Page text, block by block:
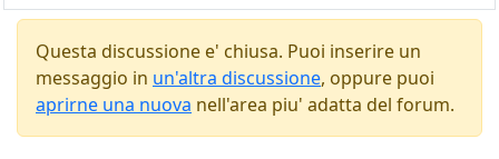
Questa discussione e' chiusa. Puoi inserire un
messaggio in un'altra discussione, oppure puoi
aprirne una nuova nell'area piu' adatta del forum.